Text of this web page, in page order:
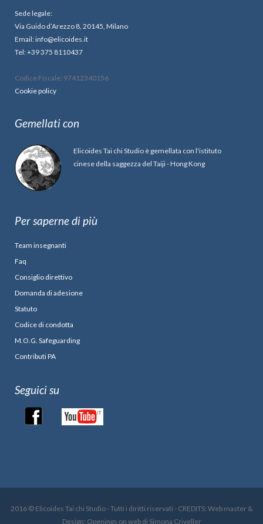
Sede legale:
Via Guido d’Arezzo 8, 20145, Milano
Email: info@elicoides.it
Tel: +39 375 8110437
Codice Fiscale: 97412340156
Cookie policy
Gemellati con
Elicoides Tai chi Studio è gemellata con l'istituto
cinese della saggezza del Taiji - Hong Kong
Per saperne di più
Team insegnanti
Faq
Consiglio direttivo
Domanda di adesione
Statuto
Codice di condotta
M.O.G. Safeguarding
Contributi PA
Seguici su
2016 © Elicoides Tai chi Studio - Tutti i diritti riservati - CREDITS: Web master &
Design: Openings on web di Simona Criveller